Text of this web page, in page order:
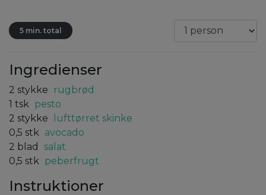
5 min. total
Ingredienser
2 stykke
rugbrød
1 tsk pesto
2 stykke
lufttørret skinke
0,5 stk avocado
2 blad
salat
0,5 stk peberfrugt
Instruktioner